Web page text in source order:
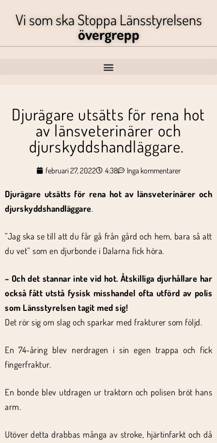
Vi som ska Stoppa Länsstyrelsens
övergrepp
Djurägare utsätts för rena hot
av länsveterinärer och
djurskyddshandläggare.
februari 27, 2022 4:38 Inga kommentarer
Djurägare utsätts för rena hot av länsveterinärer och
djurskyddshandläggare.
”Jag ska se till att du får gå från gård och hem, bara så att
du vet” som en djurbonde i Dalarna fick höra.
– Och det stannar inte vid hot. Åtskilliga djurhållare har
också fått utstå fysisk misshandel ofta utförd av polis
som Länsstyrelsen tagit med sig!
Det rör sig om slag och sparkar med frakturer som följd.
En 74-åring blev nerdragen i sin egen trappa och fick
fingerfraktur.
En bonde blev utdragen ur traktorn och polisen bröt hans
arm.
Utöver detta drabbas många av stroke, hjärtinfarkt och då